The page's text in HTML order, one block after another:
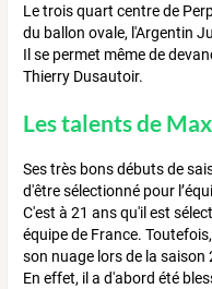
Le trois quart centre de
du ballon ovale, l'Argentin
Il se permet même de
Thierry Dusautoir.
Les talents de
Ses très bons débuts de
d'être sélectionné pour
C'est à 21 ans qu'il est
équipe de France.
son nuage lors de la saison
En effet, il a d'abord été